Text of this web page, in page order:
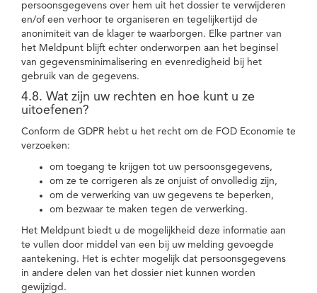
persoonsgegevens over hem uit het dossier te verwijderen
en/of een verhoor te organiseren en tegelijkertijd de
anonimiteit van de klager te waarborgen. Elke partner van
het Meldpunt blijft echter onderworpen aan het beginsel
van gegevensminimalisering en evenredigheid bij het
gebruik van de gegevens.
4.8. Wat zijn uw rechten en hoe kunt u ze
uitoefenen?
Conform de GDPR hebt u het recht om de FOD Economie te
verzoeken:
om toegang te krijgen tot uw persoonsgegevens,
om ze te corrigeren als ze onjuist of onvolledig zijn,
om de verwerking van uw gegevens te beperken,
om bezwaar te maken tegen de verwerking.
Het Meldpunt biedt u de mogelijkheid deze informatie aan
te vullen door middel van een bij uw melding gevoegde
aantekening. Het is echter mogelijk dat persoonsgegevens
in andere delen van het dossier niet kunnen worden
gewijzigd.